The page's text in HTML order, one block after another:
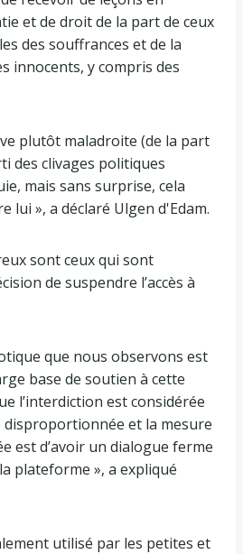
et de droit de la part de ceux
des souffrances et de la
innocents, y compris des
plutôt maladroite (de la part
des clivages politiques
mais sans surprise, cela
lui », a déclaré Ulgen d'Edam.
sont ceux qui sont
de suspendre l’accès à
que nous observons est
base de soutien à cette
l’interdiction est considérée
disproportionnée et la mesure
est d’avoir un dialogue ferme
plateforme », a expliqué
utilisé par les petites et